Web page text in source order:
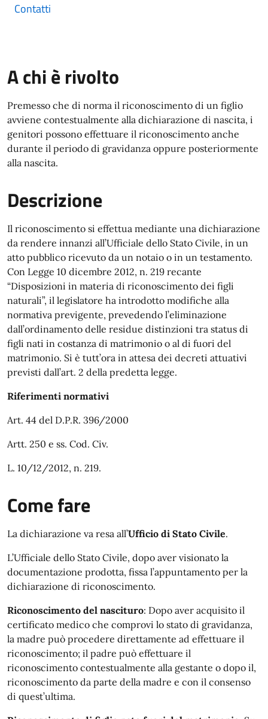
Contatti
A chi è rivolto
Premesso che di norma il riconoscimento di un figlio
avviene contestualmente alla dichiarazione di nascita, i
genitori possono effettuare il riconoscimento anche
durante il periodo di gravidanza oppure posteriormente
alla nascita.
Descrizione
Il riconoscimento si effettua mediante una dichiarazione
da rendere innanzi all’Ufficiale dello Stato Civile, in un
atto pubblico ricevuto da un notaio o in un testamento.
Con Legge 10 dicembre 2012, n. 219 recante
“Disposizioni in materia di riconoscimento dei figli
naturali”, il legislatore ha introdotto modifiche alla
normativa previgente, prevedendo l’eliminazione
dall’ordinamento delle residue distinzioni tra status di
figli nati in costanza di matrimonio o al di fuori del
matrimonio. Si è tutt’ora in attesa dei decreti attuativi
previsti dall’art. 2 della predetta legge.
Riferimenti normativi
Art. 44 del D.P.R. 396/2000
Artt. 250 e ss. Cod. Civ.
L. 10/12/2012, n. 219.
Come fare
La dichiarazione va resa all’Ufficio di Stato Civile.
L’Ufficiale dello Stato Civile, dopo aver visionato la
documentazione prodotta, fissa l’appuntamento per la
dichiarazione di riconoscimento.
Riconoscimento del nascituro: Dopo aver acquisito il
certificato medico che comprovi lo stato di gravidanza,
la madre può procedere direttamente ad effettuare il
riconoscimento; il padre può effettuare il
riconoscimento contestualmente alla gestante o dopo il,
riconoscimento da parte della madre e con il consenso
di quest’ultima.